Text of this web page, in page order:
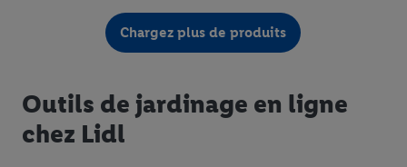
Chargez plus de produits
Outils de jardinage en ligne
chez Lidl